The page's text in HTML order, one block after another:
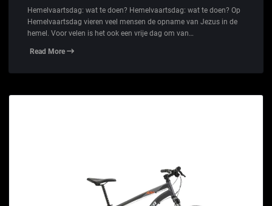
Hemelvaartsdag: wat te doen? Hemelvaartsdag: wat te doen? Op
Hemelvaartsdag vieren veel mensen de opname van Jezus in de
hemel. Voor velen is het ook een vrije dag om van…
Read More